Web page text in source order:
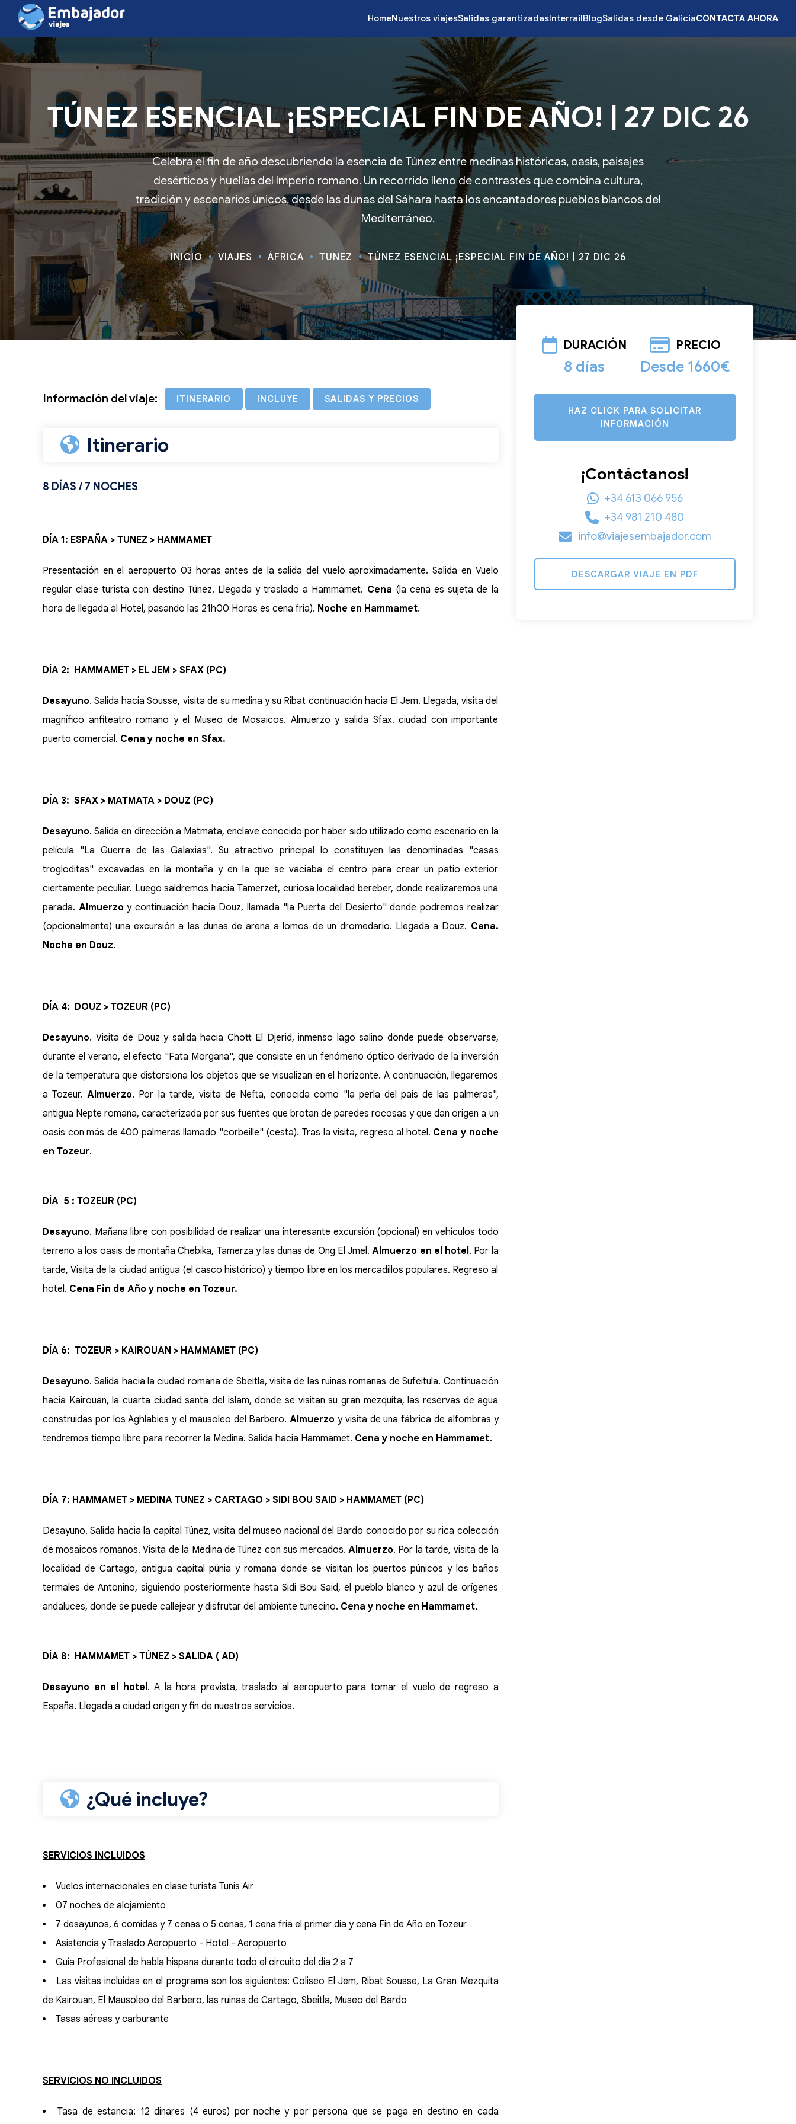
HomeNuestros viajesSalidas garantizadasInterrailBlogSalidas desde GaliciaCONTACTA AHORA
TÚNEZ ESENCIAL ¡ESPECIAL FIN DE AÑO! | 27 DIC 26
Celebra el fin de año descubriendo la esencia de Túnez entre medinas históricas, oasis, paisajes
desérticos y huellas del Imperio romano. Un recorrido lleno de contrastes que combina cultura,
tradición y escenarios únicos, desde las dunas del Sáhara hasta los encantadores pueblos blancos del
Mediterráneo.
INICIO VIAJES ÁFRICA TUNEZ TÚNEZ ESENCIAL ¡ESPECIAL FIN DE AÑO! | 27 DIC 26
Información del viaje: ITINERARIO INCLUYE SALIDAS Y PRECIOS
Itinerario
8 DÍAS / 7 NOCHES
DÍA 1: ESPAÑA > TUNEZ > HAMMAMET
Presentación en el aeropuerto 03 horas antes de la salida del vuelo aproximadamente. Salida en Vuelo
regular clase turista con destino Túnez. Llegada y traslado a Hammamet. Cena (la cena es sujeta de la
hora de llegada al Hotel, pasando las 21h00 Horas es cena fría). Noche en Hammamet.
DÍA 2: HAMMAMET > EL JEM > SFAX (PC)
Desayuno. Salida hacia Sousse, visita de su medina y su Ribat continuación hacia El Jem. Llegada, visita del
magnífico anfiteatro romano y el Museo de Mosaicos. Almuerzo y salida Sfax. ciudad con importante
puerto comercial. Cena y noche en Sfax.
DÍA 3: SFAX > MATMATA > DOUZ (PC)
Desayuno. Salida en dirección a Matmata, enclave conocido por haber sido utilizado como escenario en la
película "La Guerra de las Galaxias". Su atractivo principal lo constituyen las denominadas "casas
trogloditas" excavadas en la montaña y en la que se vaciaba el centro para crear un patio exterior
ciertamente peculiar. Luego saldremos hacia Tamerzet, curiosa localidad bereber, donde realizaremos una
parada. Almuerzoy continuación hacia Douz, llamada "la Puerta del Desierto" donde podremos realizar
(opcionalmente) una excursión a las dunas de arena a lomos de un dromedario. Llegada a Douz. Cena.
Noche en Douz.
DÍA 4: DOUZ > TOZEUR (PC)
Desayuno. Visita de Douz y salida hacia Chott El Djerid, inmenso lago salino donde puede observarse,
durante el verano, el efecto "Fata Morgana", que consiste en un fenómeno óptico derivado de la inversión
de la temperatura que distorsiona los objetos que se visualizan en el horizonte. A continuación, llegaremos
a Tozeur.Almuerzo. Por la tarde, visita de Nefta, conocida como "la perla del país de las palmeras",
antigua Nepte romana, caracterizada por sus fuentes que brotan de paredes rocosas y que dan origen a un
oasis con más de 400 palmeras llamado "corbeille" (cesta). Tras la visita, regreso al hotel. Cena y noche
en Tozeur.
DÍA 5 : TOZEUR (PC)
Desayuno. Mañana libre con posibilidad de realizar una interesante excursión (opcional) en vehículos todo
terreno a los oasis de montaña Chebika, Tamerza y las dunas de Ong El Jmel.Almuerzo en el hotel. Por la
tarde, Visita de la ciudad antigua (el casco histórico) y tiempo libre en los mercadillos populares. Regreso al
hotel. Cena Fin de Año y noche en Tozeur.
DÍA 6: TOZEUR > KAIROUAN > HAMMAMET (PC)
Desayuno. Salida hacia la ciudad romana de Sbeitla, visita de las ruinas romanas de Sufeitula. Continuación
hacia Kairouan, la cuarta ciudad santa del islam, donde se visitan su gran mezquita, las reservas de agua
construidas por los Aghlabies y el mausoleo del Barbero.Almuerzo y visita de una fábrica de alfombras y
tendremos tiempo libre para recorrer la Medina. Salida hacia Hammamet. Cena y noche en Hammamet.
DÍA 7: HAMMAMET > MEDINA TUNEZ > CARTAGO > SIDI BOU SAID > HAMMAMET (PC)
Desayuno. Salida hacia la capital Túnez, visita del museo nacional del Bardo conocido por su rica colección
de mosaicos romanos. Visita de la Medina de Túnez con sus mercados. Almuerzo. Por la tarde, visita de la
localidad de Cartago, antigua capital púnia y romana donde se visitan los puertos púnicos y los baños
termales de Antonino, siguiendo posteriormente hasta Sidi Bou Said, el pueblo blanco y azul de orígenes
andaluces, donde se puede callejear y disfrutar del ambiente tunecino. Cena y noche en Hammamet.
DÍA 8: HAMMAMET > TÚNEZ > SALIDA ( AD)
Desayuno en el hotel. A la hora prevista, traslado al aeropuerto para tomar el vuelo de regreso a
España. Llegada a ciudad origen y fin de nuestros servicios.
¿Qué incluye?
SERVICIOS INCLUIDOS
Vuelos internacionales en clase turista Tunis Air
07 noches de alojamiento
7 desayunos, 6 comidas y 7 cenas o 5 cenas, 1 cena fría el primer día y cena Fin de Año en Tozeur
Asistencia y Traslado Aeropuerto - Hotel - Aeropuerto
Guía Profesional de habla hispana durante todo el circuito del día 2 a 7
Las visitas incluidas en el programa son los siguientes: Coliseo El Jem, Ribat Sousse, La Gran Mezquita
de Kairouan, El Mausoleo del Barbero, las ruinas de Cartago, Sbeitla, Museo del Bardo
Tasas aéreas y carburante
SERVICIOS NO INCLUIDOS
Tasa de estancia: 12 dinares (4 euros) por noche y por persona que se paga en destino en cada
DURACIÓN
8 días
PRECIO
Desde 1660€
HAZ CLICK PARA SOLICITAR
INFORMACIÓN
¡Contáctanos!
+34 613 066 956
+34 981 210 480
info@viajesembajador.com
DESCARGAR VIAJE EN PDF